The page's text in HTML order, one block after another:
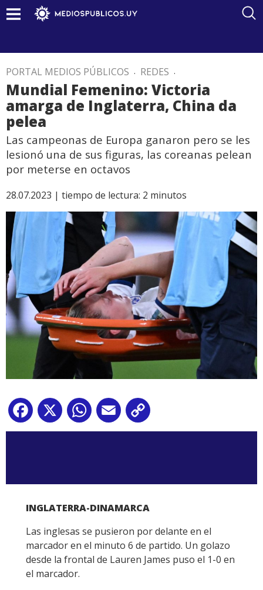
PORTAL MEDIOS PÚBLICOS . REDES .
Mundial Femenino: Victoria
amarga de Inglaterra, China da
pelea
Las campeonas de Europa ganaron pero se les
lesionó una de sus figuras, las coreanas pelean
por meterse en octavos
28.07.2023 | tiempo de lectura: 2 minutos
Facebook
X WhatsApp
Email
INGLATERRA-DINAMARCA
Las inglesas se pusieron por delante en el
marcador en el minuto 6 de partido. Un golazo
desde la frontal de Lauren James puso el 1-0 en
el marcador.